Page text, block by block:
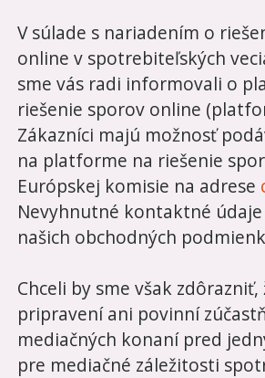
V súlade s nariadením o
online v spotrebiteľských
sme vás radi informovali o
riešenie sporov online
Zákazníci majú možnosť
na platforme na riešenie
Európskej komisie na adrese
Nevyhnutné kontaktné
našich obchodných
Chceli by sme však zdôrazniť,
pripravení ani povinní
mediačných konaní pred
pre mediačné záležitosti